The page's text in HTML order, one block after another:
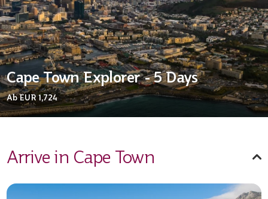
Cape Town Explorer - 5 Days
AbEUR 1,724
Arrive in Cape Town